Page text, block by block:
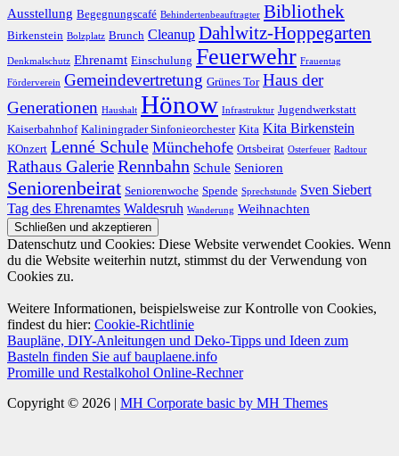
Ausstellung Begegnungscafé Behindertenbeauftragter Bibliothek
Birkenstein Bolzplatz Brunch Cleanup Dahlwitz-Hoppegarten
Denkmalschutz Ehrenamt Einschulung Feuerwehr Frauentag
Förderverein Gemeindevertretung Grünes Tor Haus der
Generationen Haushalt Hönow Infrastruktur Jugendwerkstatt
Kaiserbahnhof Kaliningrader Sinfonieorchester Kita Kita Birkenstein
KOnzert Lenné Schule Münchehofe Ortsbeirat Osterfeuer Radtour
Rathaus GalerieRennbahn Schule Senioren
Seniorenbeirat Seniorenwoche Spende Sprechstunde Sven Siebert
Tag des Ehrenamtes Waldesruh Wanderung Weihnachten
Datenschutz und Cookies: Diese Website verwendet Cookies. Wenn
du die Website weiterhin nutzt, stimmst du der Verwendung von
Cookies zu.
Weitere Informationen, beispielsweise zur Kontrolle von Cookies,
findest du hier: Cookie-Richtlinie
Baupläne, DIY-Anleitungen und Deko-Tipps und Ideen zum
Basteln finden Sie auf bauplaene.info
Promille und Restalkohol Online-Rechner
Copyright © 2026 | MH Corporate basic by MH Themes